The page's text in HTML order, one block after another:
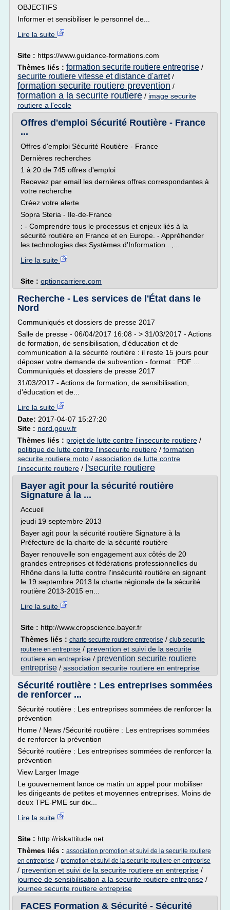
OBJECTIFS
Informer et sensibiliser le personnel de...
Lire la suite
Site : https://www.guidance-formations.com
Thèmes liés : formation securite routiere entreprise /
securite routiere vitesse et distance d'arret/
formation securite routiere prevention /
formation a la securite routiere / image securite
routiere a l'ecole
Offres d'emploi Sécurité Routière - France
...
Offres d'emploi Sécurité Routière - France
Dernières recherches
1 à 20 de 745 offres d'emploi
Recevez par email les dernières offres correspondantes à
votre recherche
Créez votre alerte
Sopra Steria - Ile-de-France
: - Comprendre tous le processus et enjeux liés à la
sécurité routière en France et en Europe. - Appréhender
les technologies des Systèmes d'Information...,...
Lire la suite
Site : optioncarriere.com
Recherche - Les services de l'État dans le
Nord
Communiqués et dossiers de presse 2017
Salle de presse - 06/04/2017 16:08 - > 31/03/2017 - Actions
de formation, de sensibilisation, d'éducation et de
communication à la sécurité routière : il reste 15 jours pour
déposer votre demande de subvention - format : PDF ...
Communiqués et dossiers de presse 2017
31/03/2017 - Actions de formation, de sensibilisation,
d'éducation et de...
Lire la suite
Date: 2017-04-07 15:27:20
Site : nord.gouv.fr
Thèmes liés : projet de lutte contre l'insecurite routiere /
politique de lutte contre l'insecurite routiere / formation
securite routiere moto / association de lutte contre
l'insecurite routiere / l'securite routiere
Bayer agit pour la sécurité routière
Signature à la ...
Accueil
jeudi 19 septembre 2013
Bayer agit pour la sécurité routière Signature à la
Préfecture de la charte de la sécurité routière
Bayer renouvelle son engagement aux côtés de 20
grandes entreprises et fédérations professionnelles du
Rhône dans la lutte contre l'insécurité routière en signant
le 19 septembre 2013 la charte régionale de la sécurité
routière 2013-2015 en...
Lire la suite
Site : http://www.cropscience.bayer.fr
Thèmes liés : charte securite routiere entreprise / club securite
routiere en entreprise / prevention et suivi de la securite
routiere en entreprise / prevention securite routiere
entreprise / association securite routiere en entreprise
Sécurité routière : Les entreprises sommées
de renforcer ...
Sécurité routière : Les entreprises sommées de renforcer la
prévention
Home / News /Sécurité routière : Les entreprises sommées
de renforcer la prévention
Sécurité routière : Les entreprises sommées de renforcer la
prévention
View Larger Image
Le gouvernement lance ce matin un appel pour mobiliser
les dirigeants de petites et moyennes entreprises. Moins de
deux TPE-PME sur dix...
Lire la suite
Site : http://riskattitude.net
Thèmes liés : association promotion et suivi de la securite routiere
en entreprise / promotion et suivi de la securite routiere en entreprise
/ prevention et suivi de la securite routiere en entreprise /
journee de sensibilisation a la securite routiere entreprise /
journee securite routiere entreprise
FACES Formation & Sécurité - Sécurité